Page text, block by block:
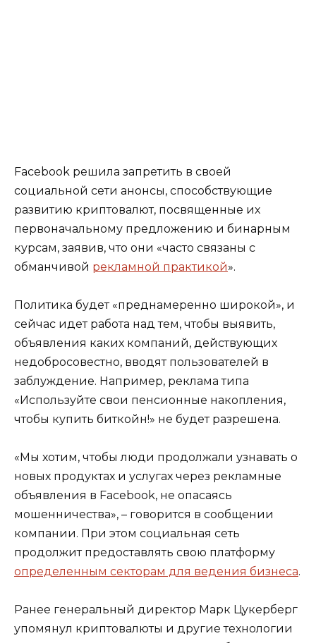
Facebook решила запретить в своей
социальной сети анонсы, способствующие
развитию криптовалют, посвященные их
первоначальному предложению и бинарным
курсам, заявив, что они «часто связаны с
обманчивой рекламной практикой».
Политика будет «преднамеренно широкой», и
сейчас идет работа над тем, чтобы выявить,
объявления каких компаний, действующих
недобросовестно, вводят пользователей в
заблуждение. Например, реклама типа
«Используйте свои пенсионные накопления,
чтобы купить биткойн!» не будет разрешена.
«Мы хотим, чтобы люди продолжали узнавать о
новых продуктах и ​​услугах через рекламные
объявления в Facebook, не опасаясь
мошенничества», – говорится в сообщении
компании. При этом социальная сеть
продолжит предоставлять свою платформу
определенным секторам для ведения бизнеса.
Ранее генеральный директор Марк Цукерберг
упомянул криптовалюты и другие технологии